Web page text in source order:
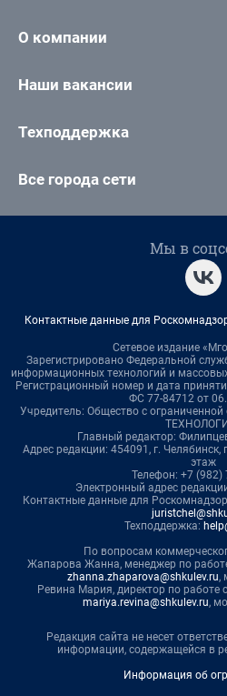
О компании
Наши вакансии
Техподдержка
Все города сети
Мы в
Контактные данные для
Сетевое издание
Зарегистрировано Федеральной
информационных технологий и
Регистрационный номер и дата
ФС 77-84712 от
Учредитель: Общество с
Главный редактор:
Адрес редакции: 454091, г. Челябинск,
этаж
Телефон: +7 (982)
Электронный адрес
Контактные данные для
Техподдержка:
По вопросам
Жапарова Жанна, менеджер по
zhanna.zhaparova@shkulev.ru,
Ревина Мария, директор по
mariya.revina@shkulev.ru,
Редакция сайта не несет
информации, содержащейся в
Информация об